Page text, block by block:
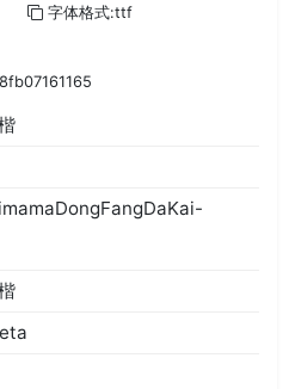
字体格式:ttf